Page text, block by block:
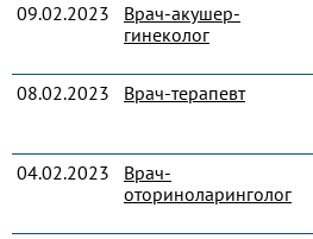
09.02.2023
Врач-акушер-
гинеколог
08.02.2023
Врач-терапевт
04.02.2023
Врач-
оториноларинголог